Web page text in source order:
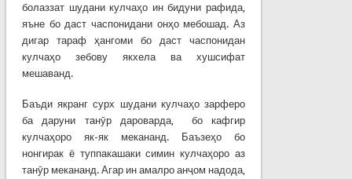
болаззат шудани кулчаҳо ин бидуни рафида,
яъне бо даст часпонидани онҳо мебошад. Аз
дигар тараф ҳангоми бо даст часпонидан
кулчаҳо зебову якхела ва хушсифат
мешаванд.
Баъди якранг сурх шудани кулчаҳо зарферо
ба даруни танӯр дароварда, бо кафгир
кулчаҳоро як-як мекананд. Баъзеҳо бо
нонгирак ё туппакашаки симин кулчаҳоро аз
танӯр мекананд. Агар ин амалро анҷом надода,